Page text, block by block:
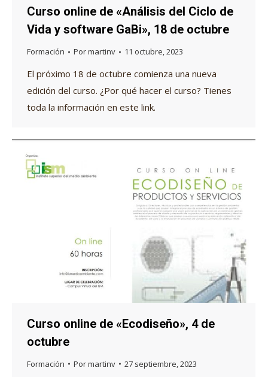
Curso online de «Análisis del Ciclo de
Vida y software GaBi», 18 de octubre
Formación Pormartinv 11 octubre, 2023
El próximo 18 de octubre comienza una nueva
edición del curso. ¿Por qué hacer el curso? Tienes
toda la información en este link.
Curso online de «Ecodiseño», 4 de
octubre
Formación Pormartinv 27 septiembre, 2023